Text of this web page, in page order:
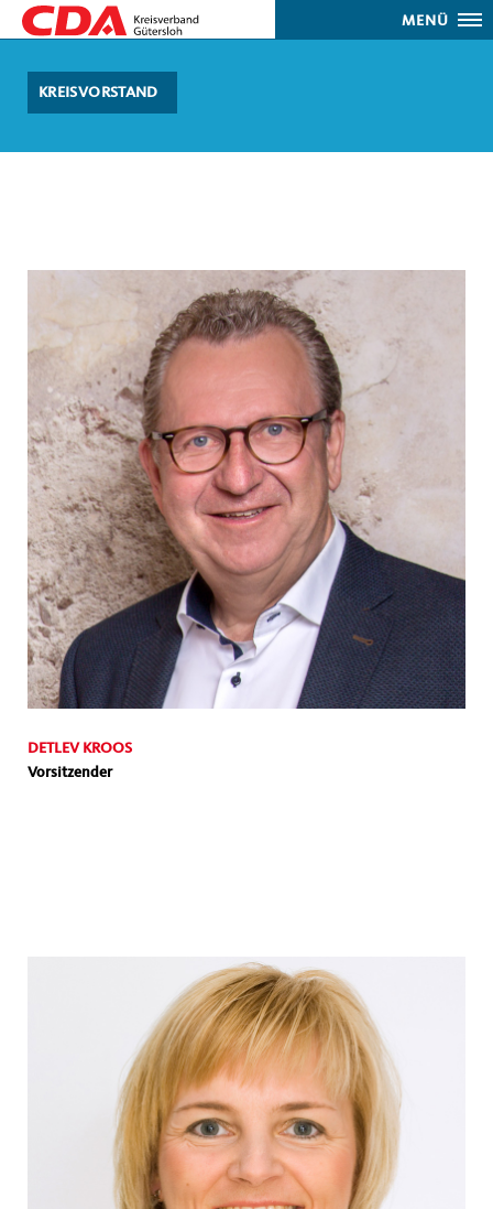
MENÜ
KREISVORSTAND
DETLEV KROOS
Vorsitzender